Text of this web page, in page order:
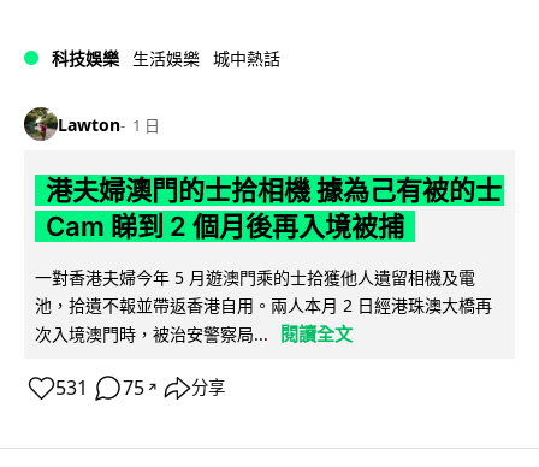
科技娛樂 生活娛樂 城中熱話
Lawton 1 日
港夫婦澳門的士拾相機 據為己有被的士
Cam 睇到 2 個月後再入境被捕
一對香港夫婦今年 5 月遊澳門乘的士拾獲他人遺留相機及電
池，拾遺不報並帶返香港自用。兩人本月 2 日經港珠澳大橋再
次入境澳門時，被治安警察局...
閱讀全文
531 75 ↗ 分享